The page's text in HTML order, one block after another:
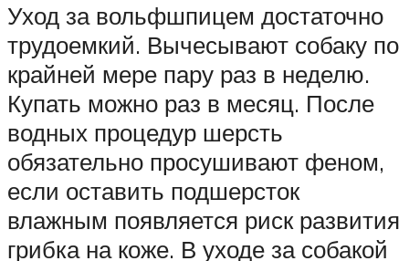
Уход за вольфшпицем достаточно
трудоемкий. Вычесывают собаку по
крайней мере пару раз в неделю.
Купать можно раз в месяц. После
водных процедур шерсть
обязательно просушивают феном,
если оставить подшерсток
влажным появляется риск развития
грибка на коже. В уходе за собакой